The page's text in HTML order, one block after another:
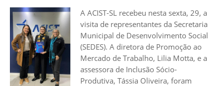
A ACIST-SL recebeu nesta sexta, 29, a
visita de representantes da Secretaria
Municipal de Desenvolvimento Social
(SEDES). A diretora de Promoção ao
Mercado de Trabalho, Lilia Motta, e a
assessora de Inclusão Sócio-
Produtiva, Tássia Oliveira, foram